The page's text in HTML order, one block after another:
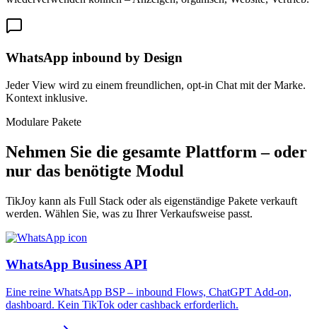
WhatsApp inbound by Design
Jeder View wird zu einem freundlichen, opt-in Chat mit der Marke.
Kontext inklusive.
Modulare Pakete
Nehmen Sie die gesamte Plattform – oder
nur das benötigte Modul
TikJoy kann als Full Stack oder als eigenständige Pakete verkauft
werden. Wählen Sie, was zu Ihrer Verkaufsweise passt.
WhatsApp Business API
Eine reine WhatsApp BSP – inbound Flows, ChatGPT Add-on,
dashboard. Kein TikTok oder cashback erforderlich.